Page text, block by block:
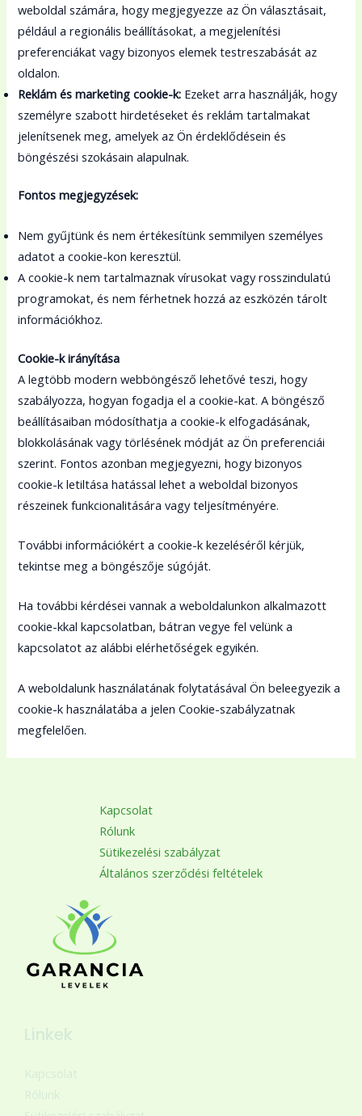
weboldal számára, hogy megjegyezze az Ön választásait,
például a regionális beállításokat, a megjelenítési
preferenciákat vagy bizonyos elemek testreszabását az
oldalon.
Reklám és marketing cookie-k: Ezeket arra használják, hogy
személyre szabott hirdetéseket és reklám tartalmakat
jelenítsenek meg, amelyek az Ön érdeklődésein és
böngészési szokásain alapulnak.
Fontos megjegyzések:
Nem gyűjtünk és nem értékesítünk semmilyen személyes
adatot a cookie-kon keresztül.
A cookie-k nem tartalmaznak vírusokat vagy rosszindulatú
programokat, és nem férhetnek hozzá az eszközén tárolt
információkhoz.
Cookie-k irányítása
A legtöbb modern webböngésző lehetővé teszi, hogy
szabályozza, hogyan fogadja el a cookie-kat. A böngésző
beállításaiban módosíthatja a cookie-k elfogadásának,
blokkolásának vagy törlésének módját az Ön preferenciái
szerint. Fontos azonban megjegyezni, hogy bizonyos
cookie-k letiltása hatással lehet a weboldal bizonyos
részeinek funkcionalitására vagy teljesítményére.
További információkért a cookie-k kezeléséről kérjük,
tekintse meg a böngészője súgóját.
Ha további kérdései vannak a weboldalunkon alkalmazott
cookie-kkal kapcsolatban, bátran vegye fel velünk a
kapcsolatot az alábbi elérhetőségek egyikén.
A weboldalunk használatának folytatásával Ön beleegyezik a
cookie-k használatába a jelen Cookie-szabályzatnak
megfelelően.
Kapcsolat
Rólunk
Sütikezelési szabályzat
Általános szerződési feltételek
Linkek
Kapcsolat
Rólunk